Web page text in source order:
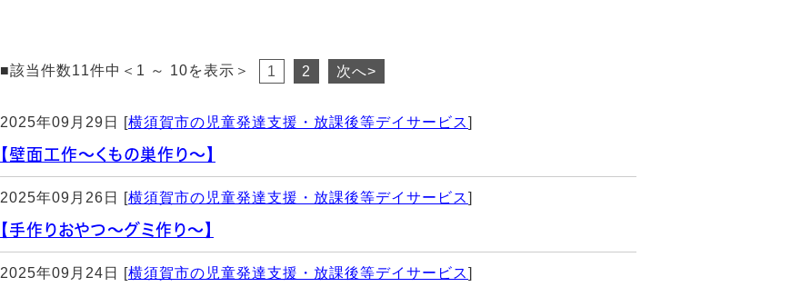
■該当件数11件中＜1 ～ 10を表示＞ 1 2 次へ>
2025年09月29日 [横須賀市の児童発達支援・放課後等デイサービス]
【壁面工作〜くもの巣作り〜】
2025年09月26日 [横須賀市の児童発達支援・放課後等デイサービス]
【手作りおやつ〜グミ作り〜】
2025年09月24日 [横須賀市の児童発達支援・放課後等デイサービス]